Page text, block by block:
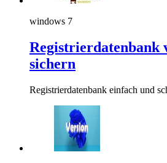
windows 7
Registrierdatenbank
sichern
Registrierdatenbank einfach und